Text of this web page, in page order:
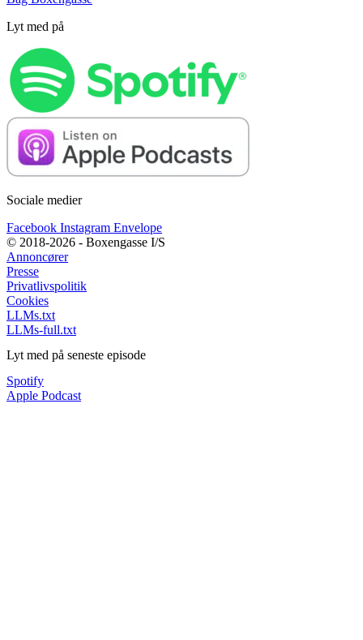
Lyt med på
Sociale medier
Facebook Instagram Envelope
© 2018-2026 - Boxengasse I/S
Annoncører
Presse
Privatlivspolitik
Cookies
LLMs.txt
LLMs-full.txt
Lyt med på seneste episode
Spotify
Apple Podcast